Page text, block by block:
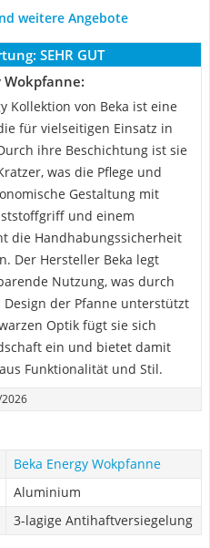
weitere Angebote
SEHR GUT
Wokpfanne:
Kollektion von Beka ist eine
für vielseitigen Einsatz in
ihre Beschichtung ist sie
was die Pflege und
Gestaltung mit
und einem
die Handhabungssicherheit
Der Hersteller Beka legt
Nutzung, was durch
der Pfanne unterstützt
Optik fügt sie sich
ein und bietet damit
Funktionalität und Stil.
Beka Energy Wokpfanne
Aluminium
3-lagige Antihaftversiegelung